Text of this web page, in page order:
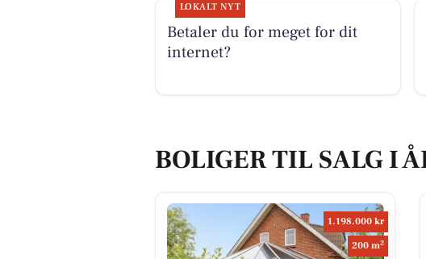
LOKALT NYT
Betaler du for meget for dit
internet?
BOLIGER TIL SALG I
1.198.000 kr
200 m2